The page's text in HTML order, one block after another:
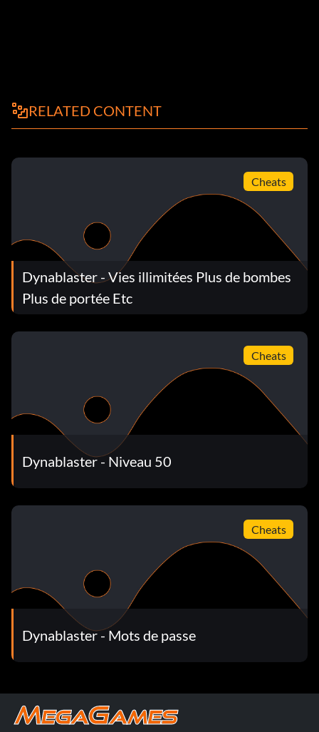
RELATED CONTENT
Cheats
Dynablaster - Vies illimitées Plus de bombes
Plus de portée Etc
Cheats
Dynablaster - Niveau 50
Cheats
Dynablaster - Mots de passe